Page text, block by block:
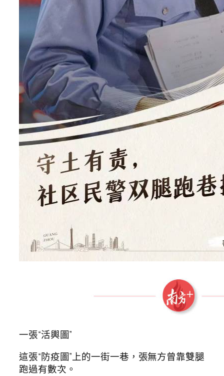
一張“活輿圖”
這張“防疫圖”上的一街一巷，張無方曾靠雙腿
跑過有數次。